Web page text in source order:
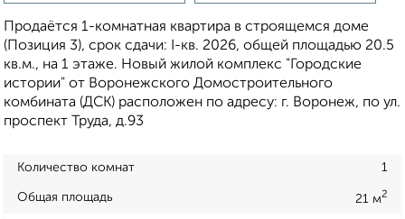
Продаётся 1-комнатная квартира в строящемся доме
(Позиция 3), срок сдачи: I-кв. 2026, общей площадью 20.5
кв.м., на 1 этаже. Новый жилой комплекс "Городские
истории" от Воронежского Домостроительного
комбината (ДСК) расположен по адресу: г. Воронеж, по ул.
проспект Труда, д.93
Количество комнат 1
Общая площадь 21 м2